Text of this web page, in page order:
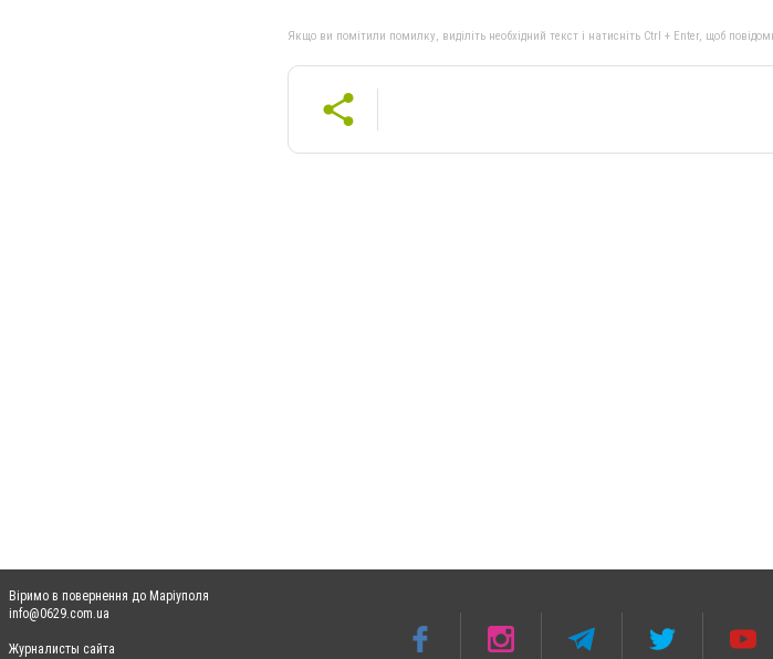
Якщо ви помітили помилку, виділіть необхідний текст і натисніть Ctrl + Enter, щоб
Віримо в повернення до Маріуполя
info@0629.com.ua
Журналисты сайта